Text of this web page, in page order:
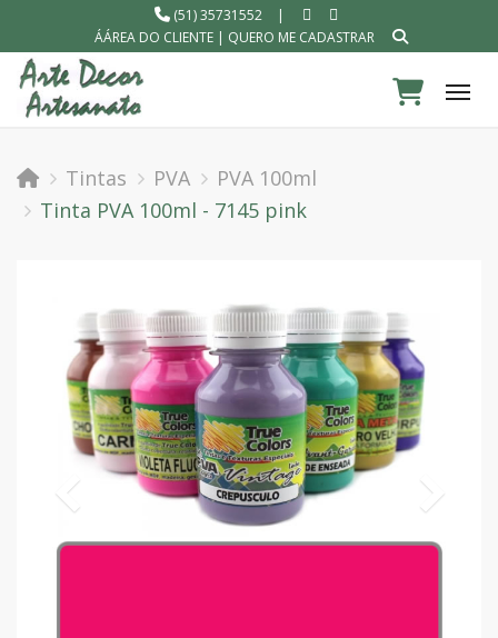
(51) 35731552
|
ÁÁREA DO CLIENTE| QUERO ME CADASTRAR
Tintas PVA
PVA 100ml
Tinta PVA 100ml - 7145 pink